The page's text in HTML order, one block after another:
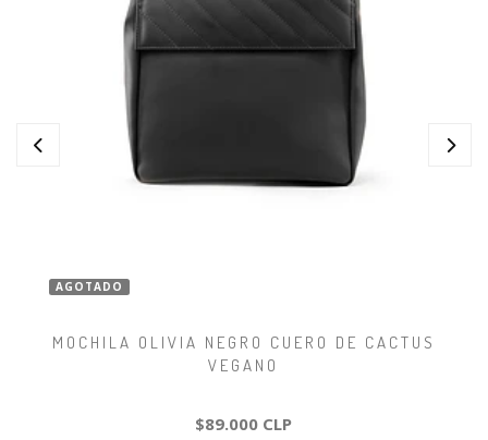
AGOTADO
MOCHILA OLIVIA NEGRO CUERO DE CACTUS
VEGANO
$89.000 CLP